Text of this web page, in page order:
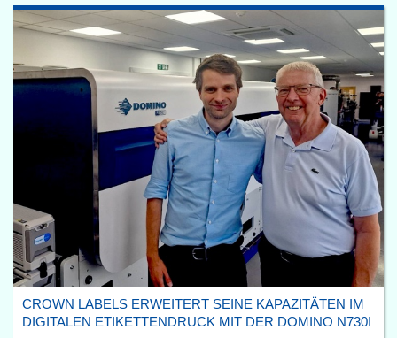
CROWN LABELS ERWEITERT SEINE KAPAZITÄTEN IM
DIGITALEN ETIKETTENDRUCK MIT DER DOMINO N730I